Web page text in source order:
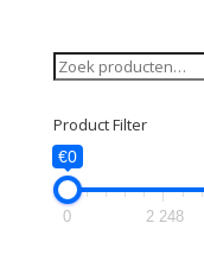
Zoeken
naar:
Product Filter
€0
0 2 248